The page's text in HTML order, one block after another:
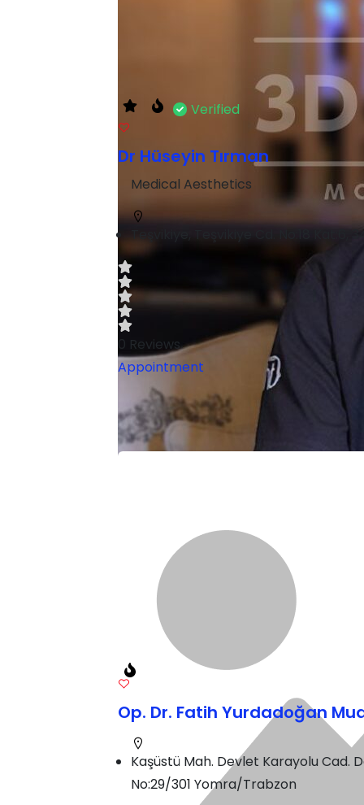
Verified
Dr Hüseyin Tırman
Medical Aesthetics
0 Reviews
Appointment
Op. Dr. Fatih Yurdadoğan
Kaşüstü Mah. Devlet Karayolu Cad.
No:29/301 Yomra/Trabzon